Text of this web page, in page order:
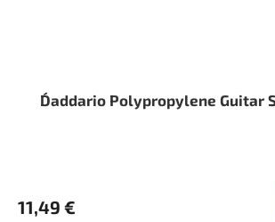
D´addario Polypropylene Guitar
11,49 €